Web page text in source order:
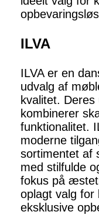
ILVA
ILVA er en
udvalg af
kvalitet.
kombinerer
funktionalitet.
moderne
sortimentet af
med stilfulde
fokus på
oplagt valg for
eksklusive